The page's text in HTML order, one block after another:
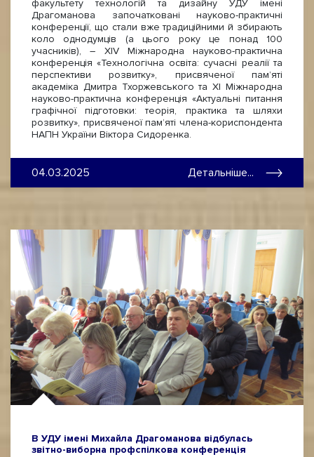
факультету технологій та дизайну УДУ імені
Драгоманова започатковані науково-практичні
конференції, що стали вже традиційними й збирають
коло однодумців (а цього року це понад 100
учасників), – ХІV Міжнародна науково-практична
конференція «Технологічна освіта: сучасні реалії та
перспективи розвитку», присвяченої пам’яті
академіка Дмитра Тхоржевського та ХІ Міжнародна
науково-практична конференція «Актуальні питання
графічної підготовки: теорія, практика та шляхи
розвитку», присвяченої памʼяті члена-кориспондента
НАПН України Віктора Сидоренка.
04.03.2025 Детальніше...
В УДУ імені Михайла Драгоманова відбулась
звітно-виборна профспілкова конференція